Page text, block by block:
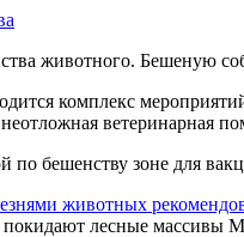
животного. Бешеную
комплекс
ветеринарная
по бешенству зоне для
животных
лесные массивы